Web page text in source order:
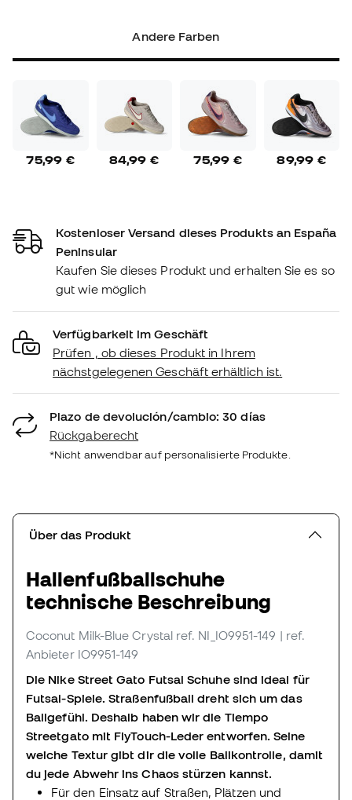
Andere Farben
75,99 € 84,99 € 75,99 € 89,99 €
Kostenloser Versand dieses Produkts an España
Peninsular
Kaufen Sie dieses Produkt und erhalten Sie es so
gut wie möglich
Verfügbarkeit im Geschäft
Prüfen , ob dieses Produkt in Ihrem
nächstgelegenen Geschäft erhältlich ist.
Plazo de devolución/cambio: 30 días
Rückgaberecht
*Nicht anwendbar auf personalisierte Produkte.
Über das Produkt
Hallenfußballschuhe
technische Beschreibung
Coconut Milk-Blue Crystal ref. NI_IO9951-149 | ref.
Anbieter IO9951-149
Die Nike Street Gato Futsal Schuhe sind ideal für
Futsal-Spiele. Straßenfußball dreht sich um das
Ballgefühl. Deshalb haben wir die Tiempo
Streetgato mit FlyTouch-Leder entworfen. Seine
weiche Textur gibt dir die volle Ballkontrolle, damit
du jede Abwehr ins Chaos stürzen kannst.
Für den Einsatz auf Straßen, Plätzen und